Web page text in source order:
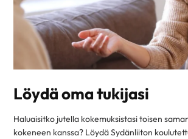
Löydä oma tukijasi
Haluaisitko jutella kokemuksistasi toisen
kokeneen kanssa? Löydä Sydänliiton